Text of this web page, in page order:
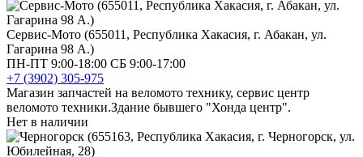
Сервис-Мото (655011, Республика Хакасия, г. Абакан, ул.
Гагарина 98 А.)
ПН-ПТ 9:00-18:00 СБ 9:00-17:00
+7 (3902) 305-975
Магазин запчастей на веломото технику, сервис центр
веломото техники.Здание бывшего "Хонда центр".
Нет в наличии